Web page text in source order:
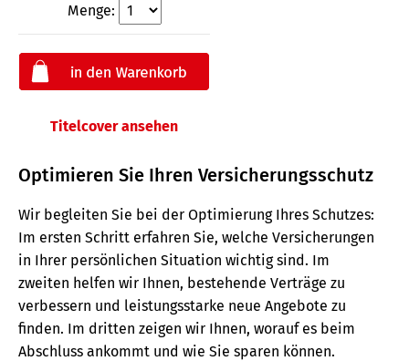
Menge:
Titelcover ansehen
Optimieren Sie Ihren Versicherungsschutz
Wir begleiten Sie bei der Optimierung Ihres Schutzes:
Im ersten Schritt erfahren Sie, welche Versicherungen
in Ihrer persönlichen Situation wichtig sind. Im
zweiten helfen wir Ihnen, bestehende Verträge zu
verbessern und leistungsstarke neue Angebote zu
finden. Im dritten zeigen wir Ihnen, worauf es beim
Abschluss ankommt und wie Sie sparen können.